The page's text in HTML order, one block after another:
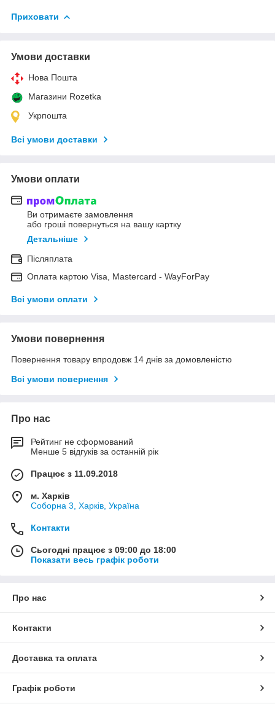
Приховати
Умови доставки
Нова Пошта
Магазини Rozetka
Укрпошта
Всі умови доставки
Умови оплати
Ви отримаєте замовлення
або гроші повернуться на вашу картку
Детальніше
Післяплата
Оплата картою Visa, Mastercard - WayForPay
Всі умови оплати
Умови повернення
Повернення товару впродовж 14 днів за домовленістю
Всі умови повернення
Про нас
Рейтинг не сформований
Менше 5 відгуків за останній рік
Працює з 11.09.2018
м. Харків
Соборна 3, Харків, Україна
Контакти
Сьогодні працює з 09:00 до 18:00
Показати весь графік роботи
Про нас
Контакти
Доставка та оплата
Графік роботи